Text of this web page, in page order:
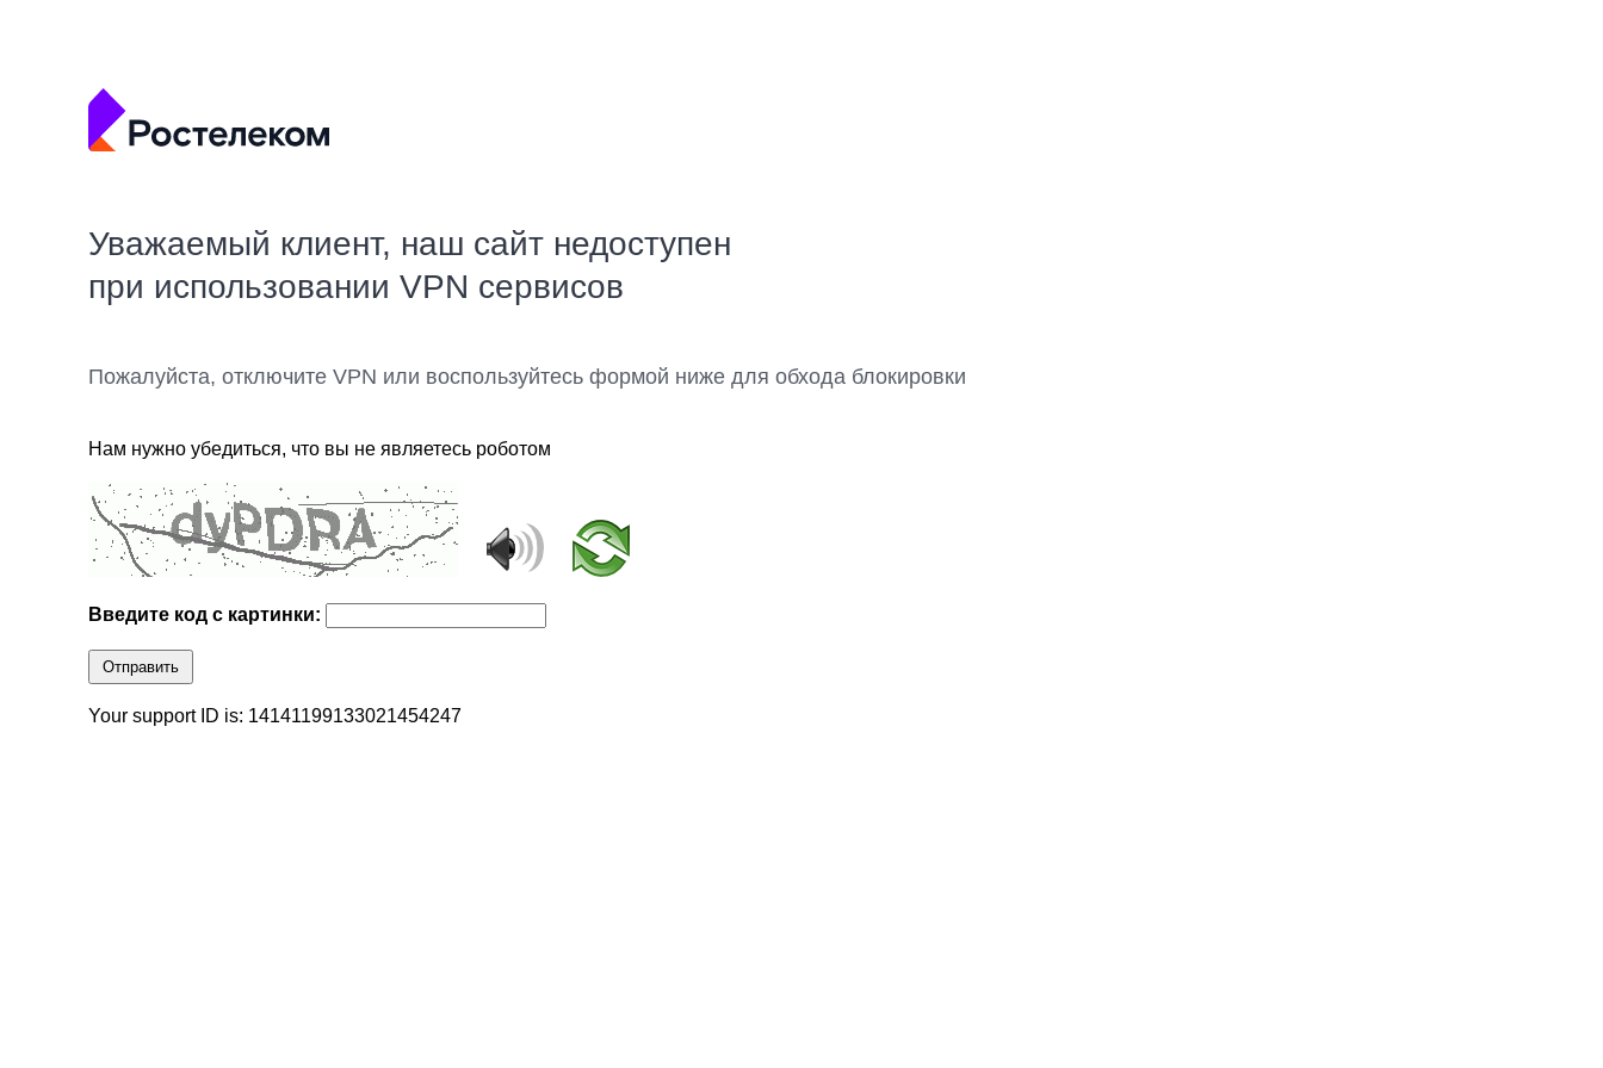
Уважаемый клиент, наш сайт недоступен
при использовании VPN сервисов
Пожалуйста, отключите VPN или воспользуйтесь формой ниже для обхода блокировки
Нам нужно убедиться, что вы не являетесь роботом
Введите код с картинки:
Отправить
Your support ID is: 14141199133021454247